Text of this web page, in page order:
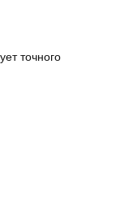
точного